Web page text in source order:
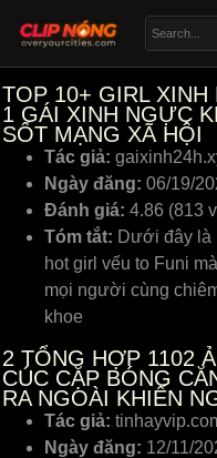
TOP 10+ GIRL XINH
1 GÁI XINH NGỰC
SỐT MẠNG XÃ HỘI
Tác giả:
Ngày đăng: 06/19/
Đánh giá: 4.86 (813
Tóm tắt: Dưới đây là
hot girl vếu to Funi
mọi người cùng
khoe
2 TỔNG HỢP 1102
CÚC CẶP BÓNG
RA NGOÀI KHIẾN
Tác giả:
Ngày đăng: 12/11/